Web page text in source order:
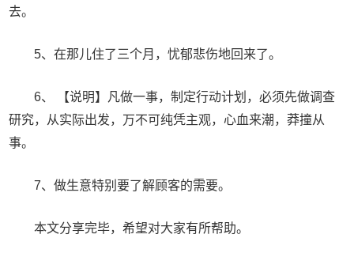
去。
5、在那儿住了三个月，忧郁悲伤地回来了。
6、 【说明】凡做一事，制定行动计划，必须先做调查
研究，从实际出发，万不可纯凭主观，心血来潮，莽撞从
事。
7、做生意特别要了解顾客的需要。
本文分享完毕，希望对大家有所帮助。